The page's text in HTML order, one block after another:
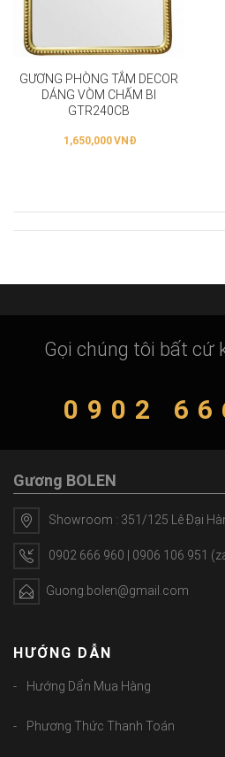
GƯƠNG PHÒNG TẮM DECOR
DÁNG VÒM CHẤM BI
GTR240CB
1,650,000VNĐ
Gọi chúng tôi bất cứ
0902
Gương BOLEN
Showroom : 351/125 Lê Đại
0902 666 960 | 0906 106 951
Guong.bolen@gmail.com
HƯỚNG DẪN
Hướng Dẩn Mua Hàng
Phương Thức Thanh Toán